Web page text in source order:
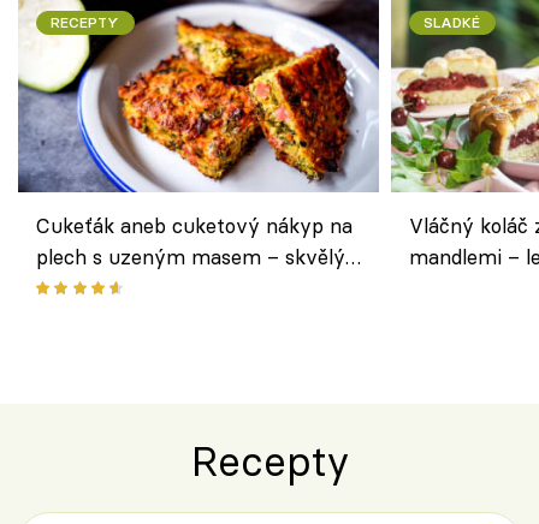
RECEPTY
Cukeťák aneb cuketový nákyp na
plech s uzeným masem – skvělý
způsob, jak zpracovat přerostlé
SLADKÉ
Vláčný koláč
mandlemi –
Recepty